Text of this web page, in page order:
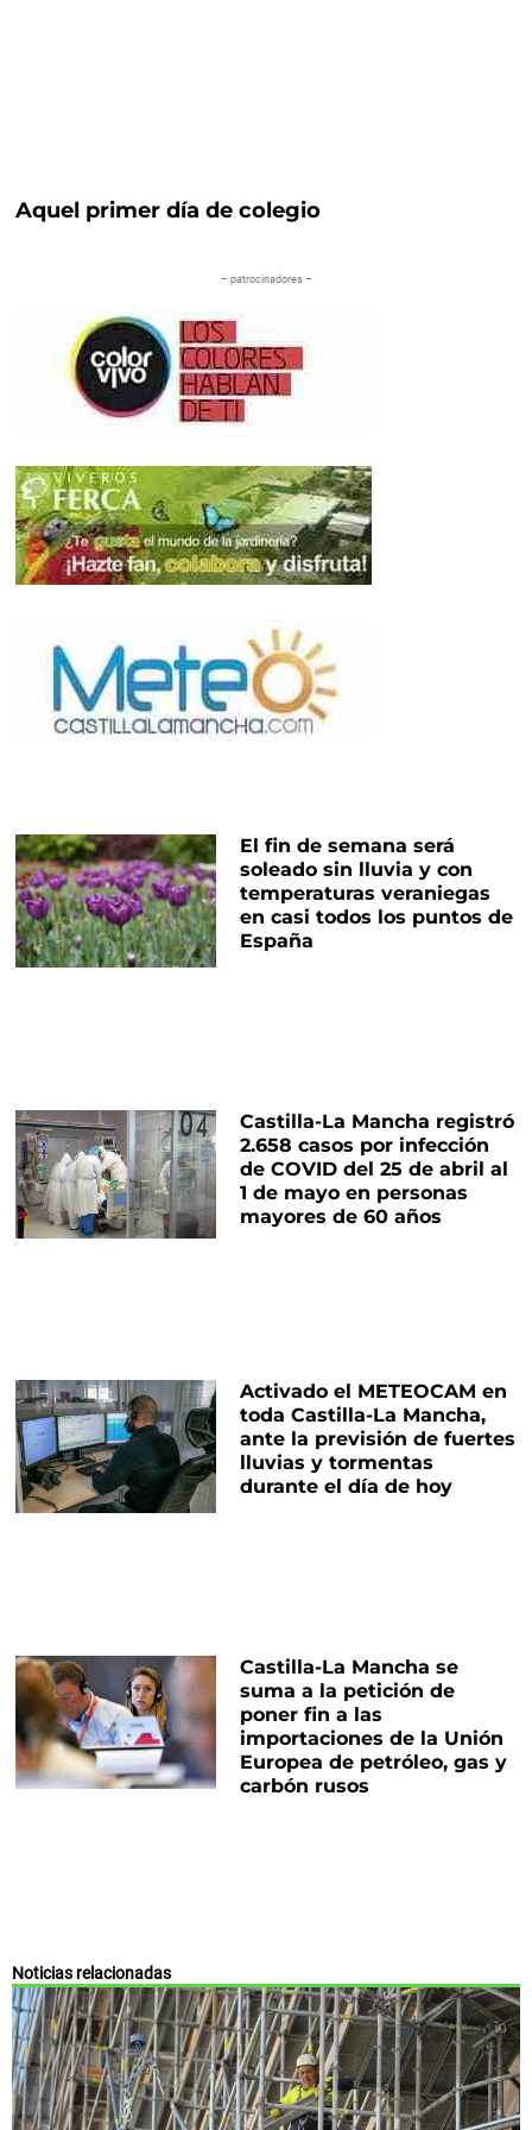
Aquel primer día de colegio
– patrocinadores –
El fin de semana será
soleado sin lluvia y con
temperaturas veraniegas
en casi todos los puntos de
España
Castilla-La Mancha registró
2.658 casos por infección
de COVID del 25 de abril al
1 de mayo en personas
mayores de 60 años
Activado el METEOCAM en
toda Castilla-La Mancha,
ante la previsión de fuertes
lluvias y tormentas
durante el día de hoy
Castilla-La Mancha se
suma a la petición de
poner fin a las
importaciones de la Unión
Europea de petróleo, gas y
carbón rusos
Noticias relacionadas